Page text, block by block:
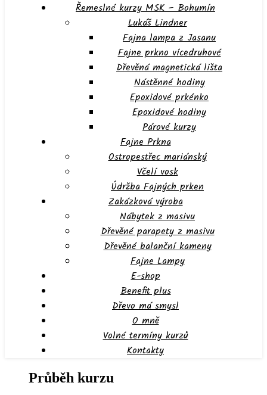
Řemeslné kurzy MSK – Bohumín
Lukáš Lindner
Fajna lampa z Jasanu
Fajne prkno vícedruhové
Dřevěná magnetická lišta
Nástěnné hodiny
Epoxidové prkénko
Epoxidové hodiny
Párové kurzy
Fajne Prkna
Ostropestřec mariánský
Včelí vosk
Údržba Fajných prken
Zakázková výroba
Nábytek z masivu
Dřevěné parapety z masivu
Dřevěné balanční kameny
Fajne Lampy
E-shop
Benefit plus
Dřevo má smysl
O mně
Volné termíny kurzů
Kontakty
Průběh kurzu